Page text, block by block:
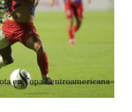
en Copa Centroamericana